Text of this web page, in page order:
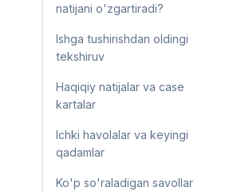
natijani o'zgartiradi?
Ishga tushirishdan oldingi
tekshiruv
Haqiqiy natijalar va case
kartalar
Ichki havolalar va keyingi
qadamlar
Ko'p so'raladigan savollar